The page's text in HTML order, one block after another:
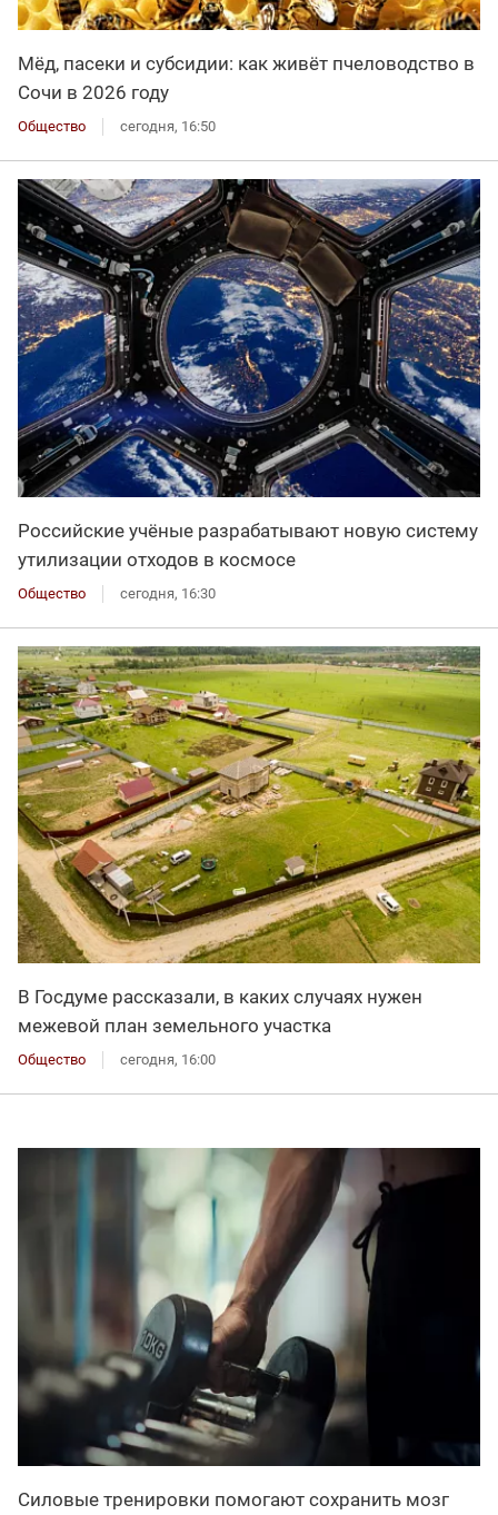
Мёд, пасеки и субсидии: как живёт пчеловодство в
Сочи в 2026 году
Общество сегодня, 16:50
Российские учёные разрабатывают новую систему
утилизации отходов в космосе
Общество сегодня, 16:30
В Госдуме рассказали, в каких случаях нужен
межевой план земельного участка
Общество сегодня, 16:00
Силовые тренировки помогают сохранить мозг